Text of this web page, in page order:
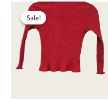
Sale!
Sale!
Algne
hind
oli:
4,00 €.
Praegune